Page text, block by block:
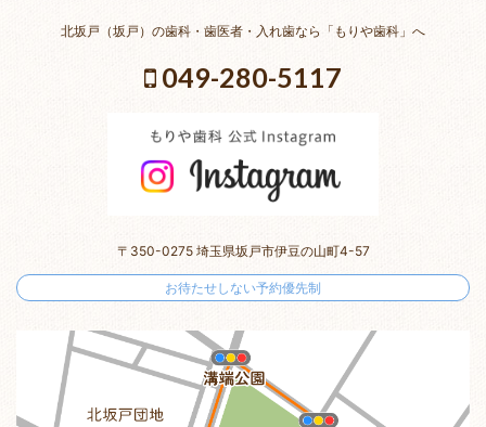
北坂戸（坂戸）の歯科・歯医者・入れ歯なら「もりや歯科」へ
049-280-5117
〒350-0275 埼玉県坂戸市伊豆の山町4-57
お待たせしない予約優先制